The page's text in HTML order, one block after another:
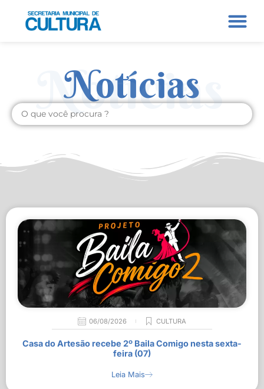
Notícias
Notícias
06/08/2026 CULTURA
Casa do Artesão recebe 2º Baila Comigo nesta sexta-
feira (07)
Leia Mais